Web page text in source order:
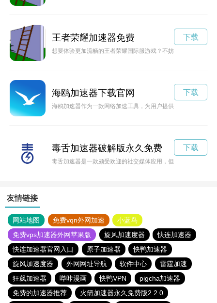
王者荣耀加速器免费
想要体验更加流畅的王者荣耀国际服游戏？不妨尝试一下永久
下载
海鸥加速器下载官网
海鸥加速器作为一款网络加速工具，为用户提供高速、稳定的
下载
毒舌加速器破解版永久免费
毒舌加速器是一款颇受欢迎的社交媒体应用，但其言辞尖锐的
下载
友情链接
网站地图 免费vqn外网加速
小蓝鸟
免费vps加速器外网苹果版
旋风加速度器
快连加速器
快连加速器官网入口
原子加速器
快鸭加速器
旋风加速度器
外网网址导航 软件中心
雷霆加速
狂飙加速器
哔咔漫画 快鸭VPN
pigcha加速器
免费的加速器推荐
火箭加速器永久免费版2.2.0